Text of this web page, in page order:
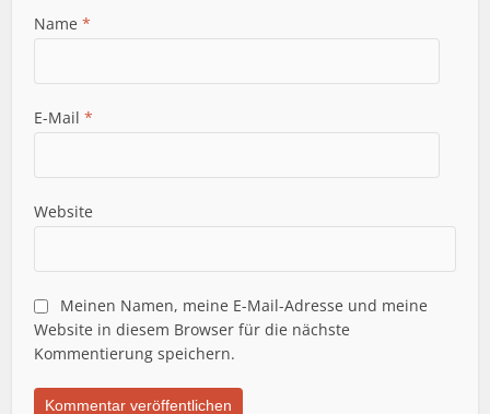
Name*
E-Mail*
Website
Meinen Namen, meine E-Mail-Adresse und meine
Website in diesem Browser für die nächste
Kommentierung speichern.